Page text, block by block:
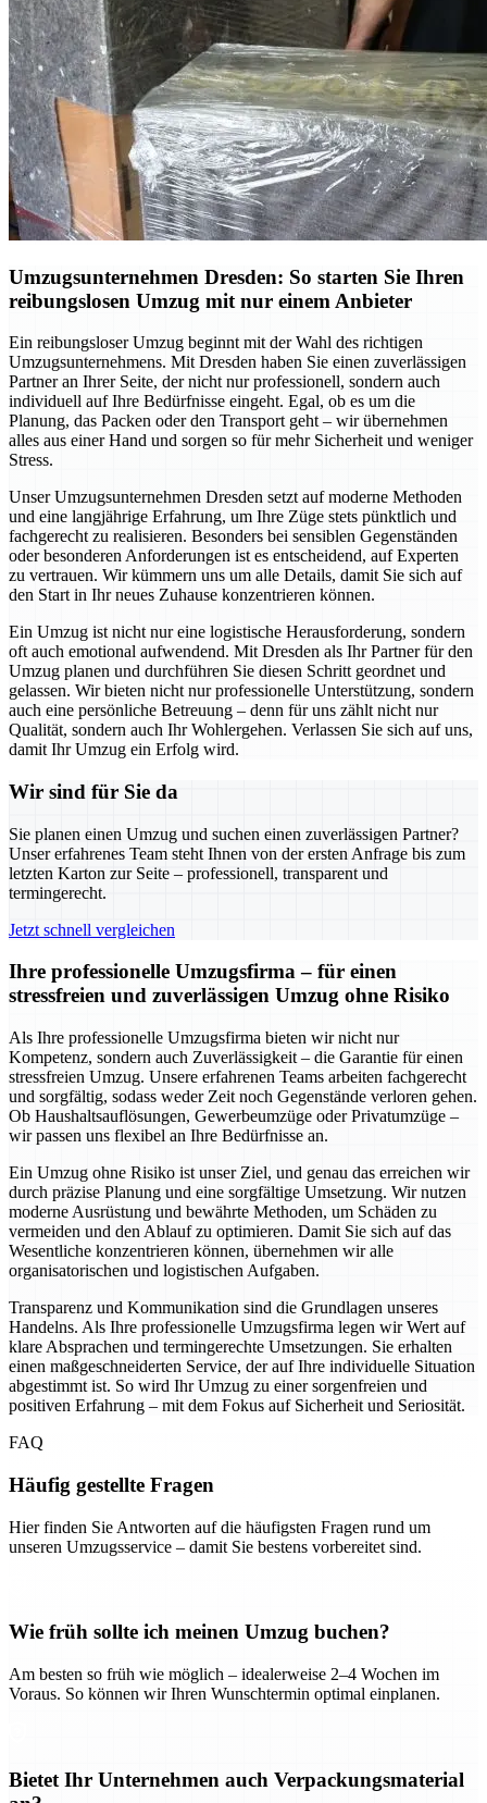
Umzugsunternehmen Dresden: So starten Sie Ihren
reibungslosen Umzug mit nur einem Anbieter
Ein reibungsloser Umzug beginnt mit der Wahl des richtigen
Umzugsunternehmens. Mit Dresden haben Sie einen zuverlässigen
Partner an Ihrer Seite, der nicht nur professionell, sondern auch
individuell auf Ihre Bedürfnisse eingeht. Egal, ob es um die
Planung, das Packen oder den Transport geht – wir übernehmen
alles aus einer Hand und sorgen so für mehr Sicherheit und weniger
Stress.
Unser Umzugsunternehmen Dresden setzt auf moderne Methoden
und eine langjährige Erfahrung, um Ihre Züge stets pünktlich und
fachgerecht zu realisieren. Besonders bei sensiblen Gegenständen
oder besonderen Anforderungen ist es entscheidend, auf Experten
zu vertrauen. Wir kümmern uns um alle Details, damit Sie sich auf
den Start in Ihr neues Zuhause konzentrieren können.
Ein Umzug ist nicht nur eine logistische Herausforderung, sondern
oft auch emotional aufwendend. Mit Dresden als Ihr Partner für den
Umzug planen und durchführen Sie diesen Schritt geordnet und
gelassen. Wir bieten nicht nur professionelle Unterstützung, sondern
auch eine persönliche Betreuung – denn für uns zählt nicht nur
Qualität, sondern auch Ihr Wohlergehen. Verlassen Sie sich auf uns,
damit Ihr Umzug ein Erfolg wird.
Wir sind für Sie da
Sie planen einen Umzug und suchen einen zuverlässigen Partner?
Unser erfahrenes Team steht Ihnen von der ersten Anfrage bis zum
letzten Karton zur Seite – professionell, transparent und
termingerecht.
Jetzt schnell vergleichen
Ihre professionelle Umzugsfirma – für einen
stressfreien und zuverlässigen Umzug ohne Risiko
Als Ihre professionelle Umzugsfirma bieten wir nicht nur
Kompetenz, sondern auch Zuverlässigkeit – die Garantie für einen
stressfreien Umzug. Unsere erfahrenen Teams arbeiten fachgerecht
und sorgfältig, sodass weder Zeit noch Gegenstände verloren gehen.
Ob Haushaltsauflösungen, Gewerbeumzüge oder Privatumzüge –
wir passen uns flexibel an Ihre Bedürfnisse an.
Ein Umzug ohne Risiko ist unser Ziel, und genau das erreichen wir
durch präzise Planung und eine sorgfältige Umsetzung. Wir nutzen
moderne Ausrüstung und bewährte Methoden, um Schäden zu
vermeiden und den Ablauf zu optimieren. Damit Sie sich auf das
Wesentliche konzentrieren können, übernehmen wir alle
organisatorischen und logistischen Aufgaben.
Transparenz und Kommunikation sind die Grundlagen unseres
Handelns. Als Ihre professionelle Umzugsfirma legen wir Wert auf
klare Absprachen und termingerechte Umsetzungen. Sie erhalten
einen maßgeschneiderten Service, der auf Ihre individuelle Situation
abgestimmt ist. So wird Ihr Umzug zu einer sorgenfreien und
positiven Erfahrung – mit dem Fokus auf Sicherheit und Seriosität.
FAQ
Häufig gestellte Fragen
Hier finden Sie Antworten auf die häufigsten Fragen rund um
unseren Umzugsservice – damit Sie bestens vorbereitet sind.
Wie früh sollte ich meinen Umzug buchen?
Am besten so früh wie möglich – idealerweise 2–4 Wochen im
Voraus. So können wir Ihren Wunschtermin optimal einplanen.
Bietet Ihr Unternehmen auch Verpackungsmaterial